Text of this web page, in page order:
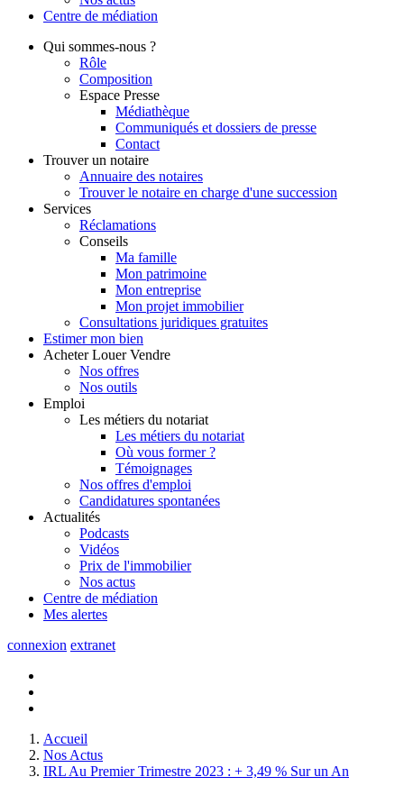
Centre de médiation
Qui sommes-nous ?
Rôle
Composition
Espace Presse
Médiathèque
Communiqués et dossiers de presse
Contact
Trouver un notaire
Annuaire des notaires
Trouver le notaire en charge d'une succession
Services
Réclamations
Conseils
Ma famille
Mon patrimoine
Mon entreprise
Mon projet immobilier
Consultations juridiques gratuites
Estimer mon bien
Acheter Louer Vendre
Nos offres
Nos outils
Emploi
Les métiers du notariat
Les métiers du notariat
Où vous former ?
Témoignages
Nos offres d'emploi
Candidatures spontanées
Actualités
Podcasts
Vidéos
Prix de l'immobilier
Nos actus
Centre de médiation
Mes alertes
connexion extranet
Accueil
Nos Actus
IRL Au Premier Trimestre 2023 : + 3,49 % Sur un An